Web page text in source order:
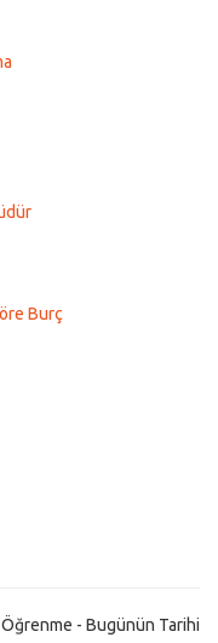
Burç
Öğrenme - Bugünün Tarihi